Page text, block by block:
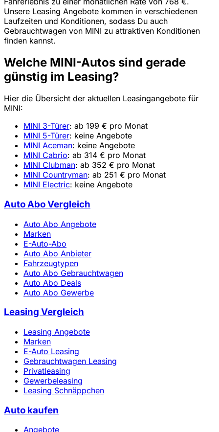
Unsere Leasing Angebote kommen in verschiedenen
Laufzeiten und Konditionen, sodass Du auch
Gebrauchtwagen von MINI zu attraktiven Konditionen
finden kannst.
Welche MINI-Autos sind gerade
günstig im Leasing?
Hier die Übersicht der aktuellen Leasingangebote für
MINI:
MINI 3-Türer: ab 199 € pro Monat
MINI 5-Türer: keine Angebote
MINI Aceman: keine Angebote
MINI Cabrio: ab 314 € pro Monat
MINI Clubman: ab 352 € pro Monat
MINI Countryman: ab 251 € pro Monat
MINI Electric: keine Angebote
Auto Abo Vergleich
Auto Abo Angebote
Marken
E-Auto-Abo
Auto Abo Anbieter
Fahrzeugtypen
Auto Abo Gebrauchtwagen
Auto Abo Deals
Auto Abo Gewerbe
Leasing Vergleich
Leasing Angebote
Marken
E-Auto Leasing
Gebrauchtwagen Leasing
Privatleasing
Gewerbeleasing
Leasing Schnäppchen
Auto kaufen
Angebote